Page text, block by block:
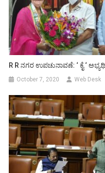
R R ನಗರ ಉಪಚುನಾವಣೆ: ‘ ಕೈ ‘
October 7, 2020 Web Desk